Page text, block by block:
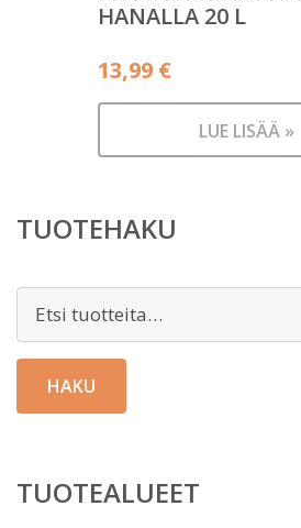
HANALLA 20 L
13,99 €
LUE LISÄÄ »
TUOTEHAKU
Etsi:
HAKU
TUOTEALUEET